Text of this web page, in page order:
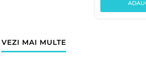
VEZI MAI MULTE